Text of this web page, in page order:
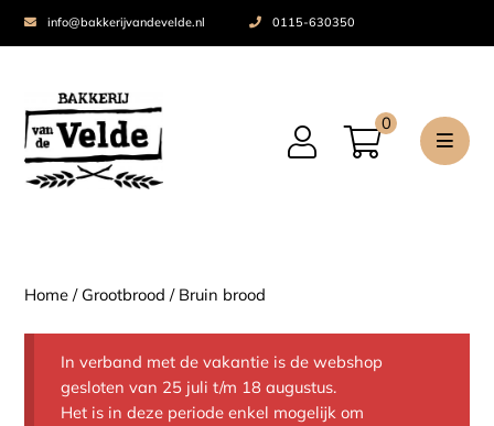
info@bakkerijvandevelde.nl 0115-630350
0
Home / Grootbrood / Bruin brood
In verband met de vakantie is de webshop
gesloten van 25 juli t/m 18 augustus.
Het is in deze periode enkel mogelijk om